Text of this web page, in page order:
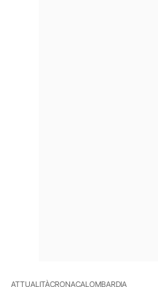
ATTUALITÀCRONACALOMBARDIA